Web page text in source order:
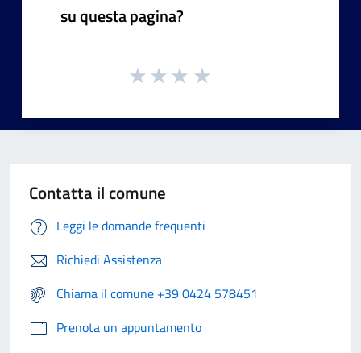
su questa pagina?
Contatta il comune
Leggi le domande frequenti
Richiedi Assistenza
Chiama il comune +39 0424 578451
Prenota un appuntamento